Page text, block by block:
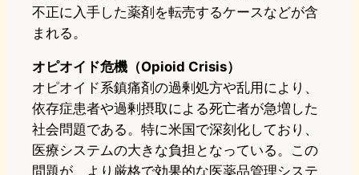
不正に入手した薬剤を転売するケースなどが含
まれる。
オピオイド危機（Opioid Crisis）
オピオイド系鎮痛剤の過剰処方や乱用により、
依存症患者や過剰摂取による死亡者が急増した
社会問題である。特に米国で深刻化しており、
医療システムの大きな負担となっている。この
問題が、より厳格で効果的な医薬品管理システ